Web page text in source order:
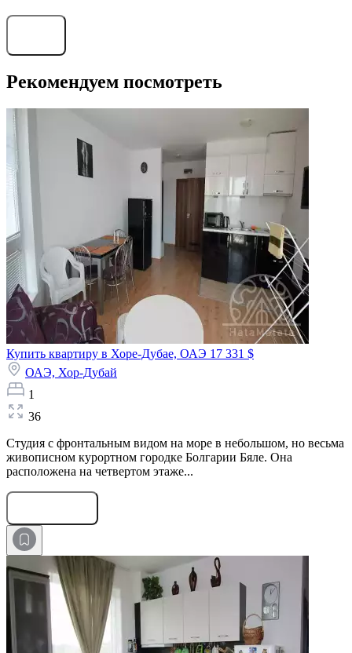
Рекомендуем посмотреть
Купить квартиру в Хоре-Дубае, ОАЭ 17 331 $
ОАЭ, Хор-Дубай
1
36
Студия с фронтальным видом на море в небольшом, но весьма
живописном курортном городке Болгарии Бяле. Она
расположена на четвертом этаже...